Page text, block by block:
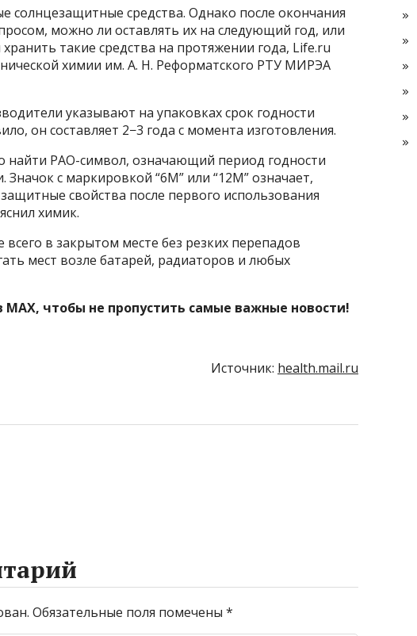
солнцезащитные средства. Однако после окончания
можно ли оставлять их на следующий год, или
такие средства на протяжении года, Life.ru
химии им. А. Н. Реформатского РТУ МИРЭА
указывают на упаковках срок годности
он составляет 2−3 года с момента изготовления.
найти PAO-символ, означающий период годности
Значок с маркировкой “6M” или “12M” означает,
свойства после первого использования
химик.
в закрытом месте без резких перепадов
мест возле батарей, радиаторов и любых
чтобы не пропустить самые важные новости!
Источник: health.mail.ru
Обязательные поля помечены *